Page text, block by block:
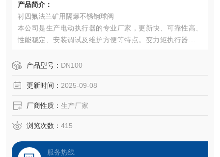
产品简介：
衬四氟法兰矿用隔爆不锈钢球阀
本公司是生产电动执行器的专业厂家，更新快、可靠性高、
性能稳定、安装调试及维护方便等特点。变力矩执行器组合
产品型号： DN100
更新时间： 2025-09-08
厂商性质： 生产厂家
浏览次数： 415
服务热线